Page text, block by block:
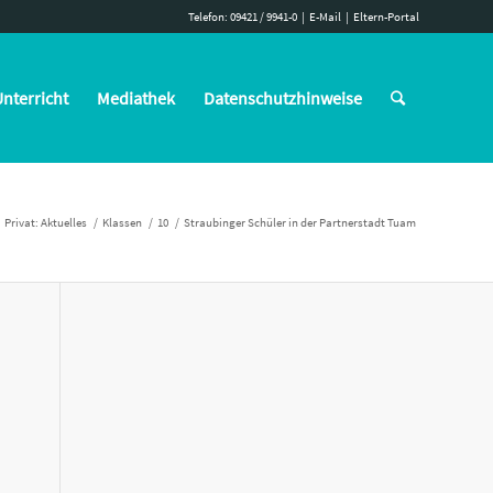
Telefon: 09421 / 9941-0 | E-Mail | Eltern-Portal
Mediathek Datenschutzhinweise
Privat: Aktuelles / Klassen / 10 / Straubinger Schüler in der Partnerstadt Tuam